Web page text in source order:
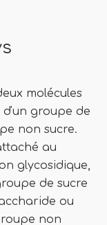
molécules
groupe de
non sucre.
au
glycosidique,
de sucre
ou
non